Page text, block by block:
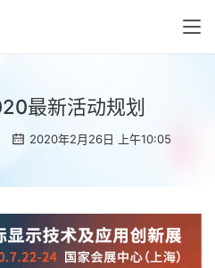
最新活动规划
2020年2月26日 上午10:05